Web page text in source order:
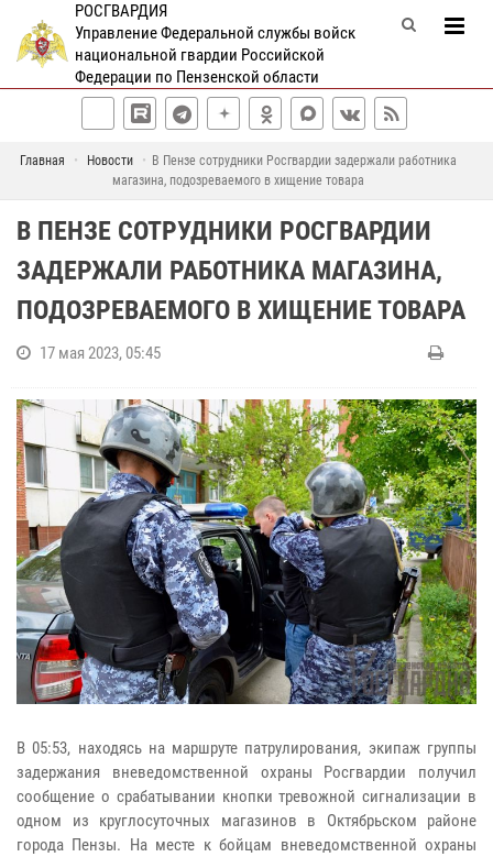
РОСГВАРДИЯ
Управление Федеральной службы войск
национальной гвардии Российской
Федерации по Пензенской области
Главная Новости
В Пензе сотрудники Росгвардии задержали работника
магазина, подозреваемого в хищение товара
В ПЕНЗЕ СОТРУДНИКИ РОСГВАРДИИ
ЗАДЕРЖАЛИ РАБОТНИКА МАГАЗИНА,
ПОДОЗРЕВАЕМОГО В ХИЩЕНИЕ ТОВАРА
17 мая 2023, 05:45
В 05:53, находясь на маршруте патрулирования, экипаж группы
задержания вневедомственной охраны Росгвардии получил
сообщение о срабатывании кнопки тревожной сигнализации в
одном из круглосуточных магазинов в Октябрьском районе
города Пензы. На месте к бойцам вневедомственной охраны